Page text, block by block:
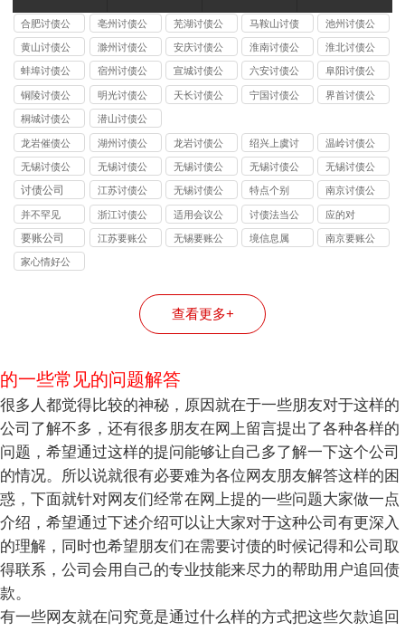
合肥讨债公
司
亳州讨债公
司
芜湖讨债公
司
马鞍山讨债
公司
池州讨债公
司
黄山讨债公
司
滁州讨债公
司
安庆讨债公
司
淮南讨债公
司
淮北讨债公
司
蚌埠讨债公
司
宿州讨债公
司
宣城讨债公
司
六安讨债公
司
阜阳讨债公
司
铜陵讨债公
司
明光讨债公
司
天长讨债公
宁国讨债公
界首讨债公
桐城讨债公
司
潜山讨债公
司
龙岩催债公
司
湖州讨债公
司
龙岩讨债公
司
绍兴上虞讨
债公司
温岭讨债公
司
无锡讨债公
司的法律风
险提示：债
权人需警惕
的连带责任
无锡讨债公
司能处理的
债务类型：
个人债、企
业债、特殊
无锡讨债公
司收费标准
揭秘：
10%-40% 抽
成背后的逻
无锡讨债公
司应对恶意
逃债的 3 种
合法手段详
解
无锡讨债公
司与律师事
务所的区
别：债务追
讨该选哪类
讨债公司
江苏讨债公
司
无锡讨债公
司
特点个别
南京讨债公
司
并不罕见
浙江讨债公
司
适用会议公
司
讨债法当公
司
应的对
要账公司
江苏要账公
无锡要账公
境信息属
南京要账公
家心情好公
查看更多+
的一些常见的问题解答
很多人都觉得比较的神秘，原因就在于一些朋友对于这样的
公司了解不多，还有很多朋友在网上留言提出了各种各样的
问题，希望通过这样的提问能够让自己多了解一下这个公司
的情况。所以说就很有必要难为各位网友朋友解答这样的困
惑，下面就针对网友们经常在网上提的一些问题大家做一点
介绍，希望通过下述介绍可以让大家对于这种公司有更深入
的理解，同时也希望朋友们在需要讨债的时候记得和公司取
得联系，公司会用自己的专业技能来尽力的帮助用户追回债
款。
有一些网友就在问究竟是通过什么样的方式把这些欠款追回